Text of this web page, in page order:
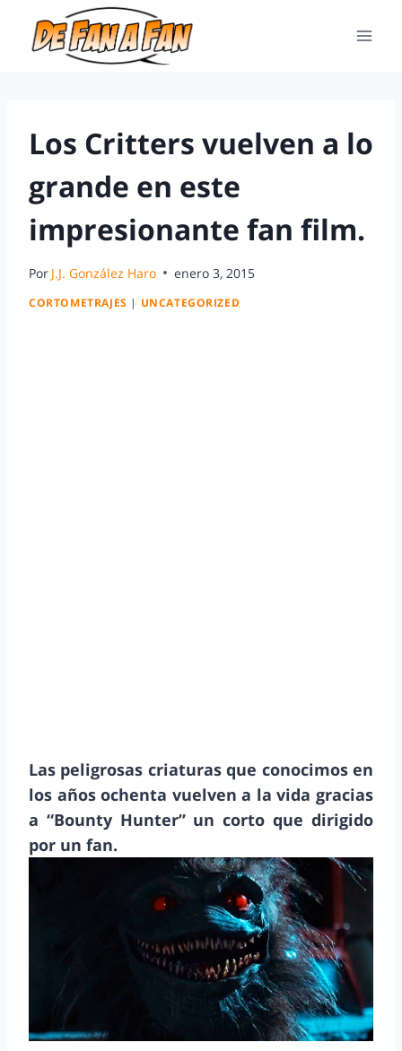
Los Critters vuelven a lo
grande en este
impresionante fan film.
Por J.J. González Haro enero 3, 2015
CORTOMETRAJES | UNCATEGORIZED
Las peligrosas criaturas que conocimos en
los años ochenta vuelven a la vida gracias
a “Bounty Hunter” un corto que dirigido
por un fan.